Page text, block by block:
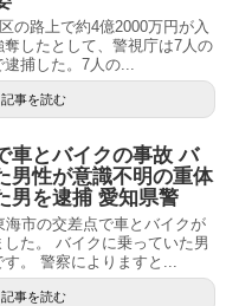
の路上で約4億2000万円が入
したとして、警視庁は7人の
捕した。7人の...
記事を読む
車とバイクの事故 バ
男性が意識不明の重体
男を逮捕 愛知県警
海市の交差点で車とバイクが
た。 バイクに乗っていた男
。 警察によりますと...
記事を読む